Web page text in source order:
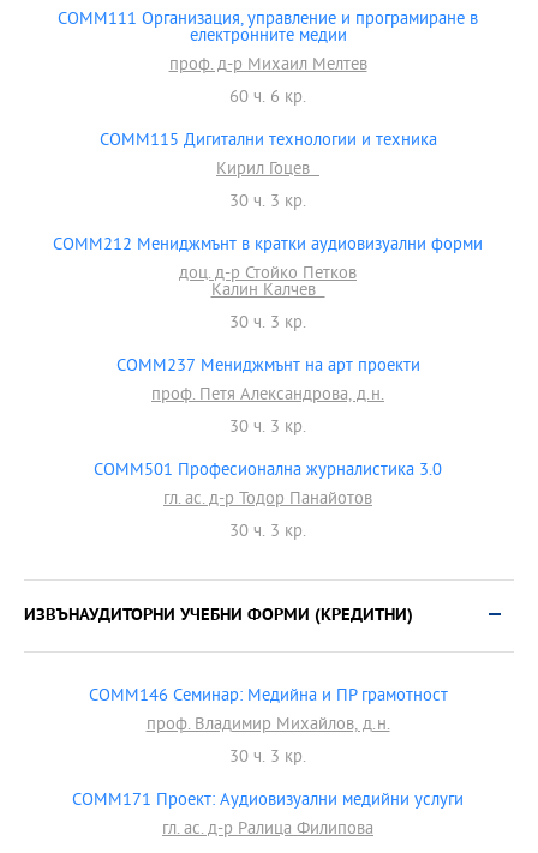
COMM111 Организация, управление и програмиране в
електронните медии
проф. д-р Михаил Мелтев
60 ч. 6 кр.
COMM115 Дигитални технологии и техника
Кирил Гоцев
30 ч. 3 кр.
COMM212 Мениджмънт в кратки аудиовизуални форми
доц. д-р Стойко Петков
Калин Калчев
30 ч. 3 кр.
COMM237 Мениджмънт на арт проекти
проф. Петя Александрова, д.н.
30 ч. 3 кр.
COMM501 Професионална журналистика 3.0
гл. ас. д-р Тодор Панайотов
30 ч. 3 кр.
ИЗВЪНАУДИТОРНИ УЧЕБНИ ФОРМИ (КРЕДИТНИ)
COMM146 Семинар: Медийна и ПР грамотност
проф. Владимир Михайлов, д.н.
30 ч. 3 кр.
COMM171 Проект: Аудиовизуални медийни услуги
гл. ас. д-р Ралица Филипова